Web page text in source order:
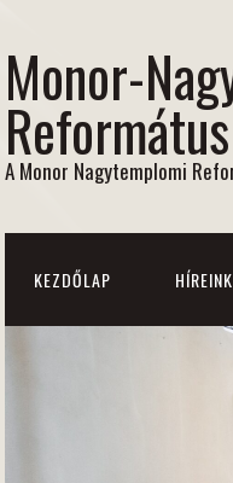
Monor-
A Monor Nagytemplomi
KEZDŐLAP HÍREINK